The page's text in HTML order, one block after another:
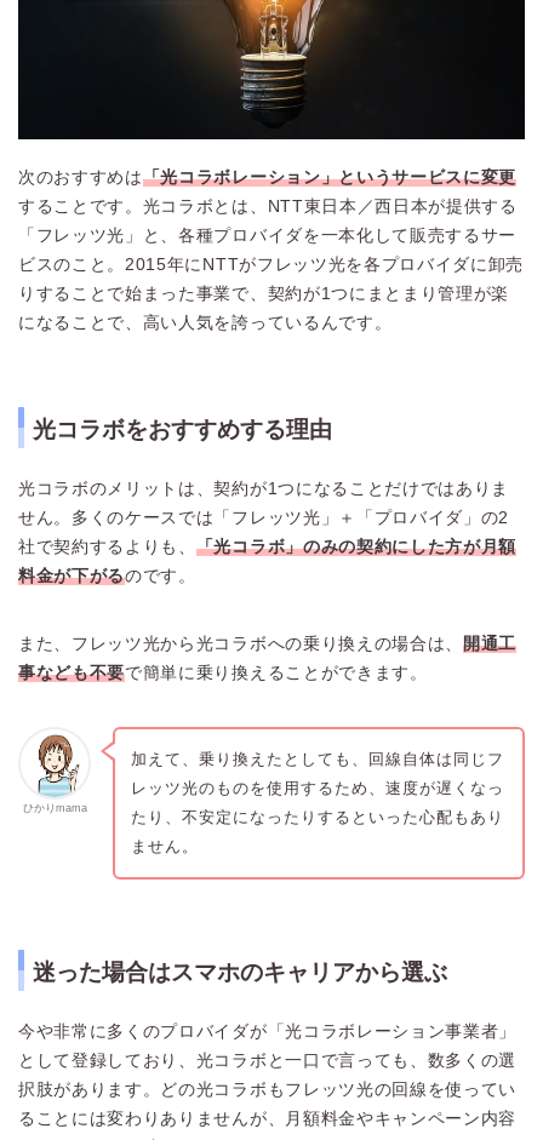
次のおすすめは「光コラボレーション」というサービスに変更
することです。光コラボとは、NTT東日本／西日本が提供する
「フレッツ光」と、各種プロバイダを一本化して販売するサー
ビスのこと。2015年にNTTがフレッツ光を各プロバイダに卸売
りすることで始まった事業で、契約が1つにまとまり管理が楽
になることで、高い人気を誇っているんです。
光コラボをおすすめする理由
光コラボのメリットは、契約が1つになることだけではありま
せん。多くのケースでは「フレッツ光」＋「プロバイダ」の2
社で契約するよりも、 「光コラボ」のみの契約にした方が月額
料金が下がるのです。
また、フレッツ光から光コラボへの乗り換えの場合は、 開通工
事なども不要で簡単に乗り換えることができます。
ひかりmama
加えて、乗り換えたとしても、回線自体は同じフ
レッツ光のものを使用するため、速度が遅くなっ
たり、不安定になったりするといった心配もあり
ません。
迷った場合はスマホのキャリアから選ぶ
今や非常に多くのプロバイダが「光コラボレーション事業者」
として登録しており、光コラボと一口で言っても、数多くの選
択肢があります。どの光コラボもフレッツ光の回線を使ってい
ることには変わりありませんが、月額料金やキャンペーン内容